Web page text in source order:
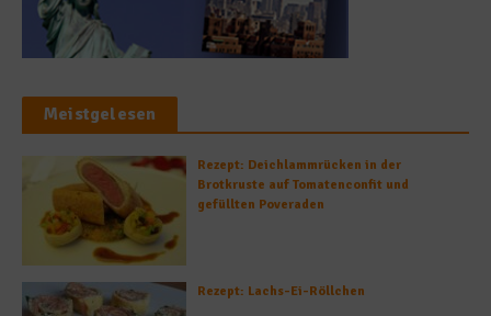
Meistgelesen
Rezept: Deichlammrücken in der
Brotkruste auf Tomatenconfit und
gefüllten Poveraden
Rezept: Lachs-Ei-Röllchen